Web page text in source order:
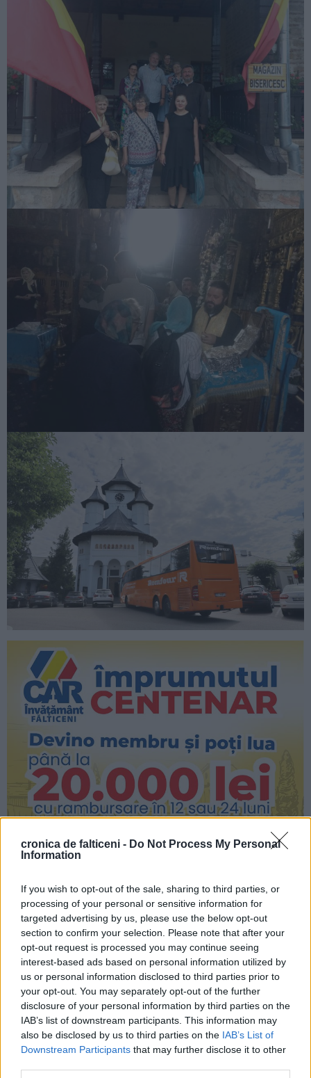
cronica de falticeni - Do Not Process My Personal
Information
If you wish to opt-out of the sale, sharing to third parties, or
processing of your personal or sensitive information for
targeted advertising by us, please use the below opt-out
section to confirm your selection. Please note that after your
opt-out request is processed you may continue seeing
interest-based ads based on personal information utilized by
us or personal information disclosed to third parties prior to
your opt-out. You may separately opt-out of the further
disclosure of your personal information by third parties on the
IAB’s list of downstream participants. This information may
also be disclosed by us to third parties on the IAB’s List of
Downstream Participants that may further disclose it to other
TAGS EXCURSIE MĂNĂSTIRI PROFESORI FĂLTICENI FALTICENI
MUNICIPIUL FĂLTICENI ORAȘ FĂLTICENI ORAȘUL FĂLTICENI
PELERINAJ PROFESORI PENSIONARI FĂLTICENI
PREOT ADRIAN BRĂDĂȚANU